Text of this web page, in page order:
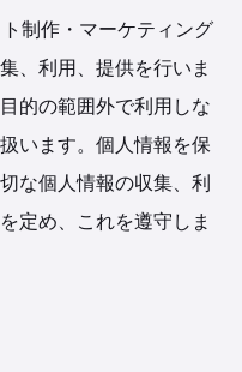
制作・マーケティング
、利用、提供を行いま
的の範囲外で利用しな
います。個人情報を保
な個人情報の収集、利
定め、これを遵守しま